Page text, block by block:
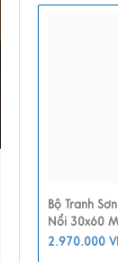
Bộ Tranh
Nổi 30x60
2.970.000